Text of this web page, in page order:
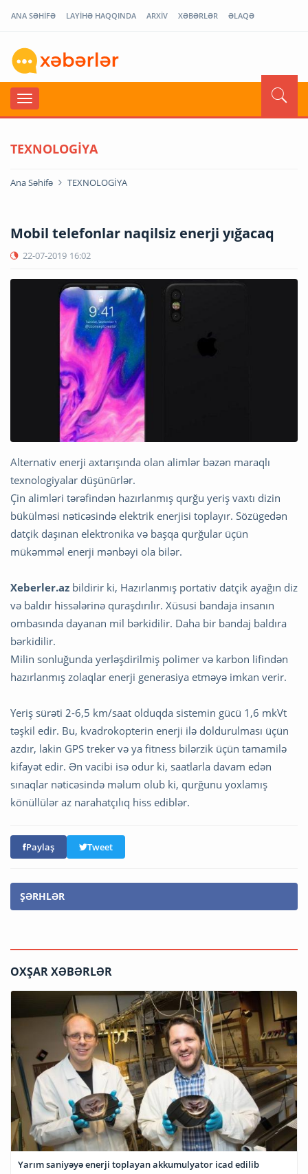
ANA SƏHİFƏ LAYİHƏ HAQQINDA ARXİV XƏBƏRLƏR ƏLAQƏ
TEXNOLOGİYA
Ana Səhifə TEXNOLOGİYA
Mobil telefonlar naqilsiz enerji yığacaq
22-07-2019 16:02
Alternativ enerji axtarışında olan alimlər bəzən maraqlı
texnologiyalar düşünürlər.
Çin alimləri tərəfindən hazırlanmış qurğu yeriş vaxtı dizin
bükülməsi nəticəsində elektrik enerjisi toplayır. Sözügedən
datçik daşınan elektronika və başqa qurğular üçün
mükəmməl enerji mənbəyi ola bilər.
Xeberler.az bildirir ki, Hazırlanmış portativ datçik ayağın diz
və baldır hissələrinə quraşdırılır. Xüsusi bandaja insanın
ombasında dayanan mil bərkidilir. Daha bir bandaj baldıra
bərkidilir.
Milin sonluğunda yerləşdirilmiş polimer və karbon lifindən
hazırlanmış zolaqlar enerji generasiya etməyə imkan verir.
Yeriş sürəti 2-6,5 km/saat olduqda sistemin gücü 1,6 mkVt
təşkil edir. Bu, kvadrokopterin enerji ilə doldurulması üçün
azdır, lakin GPS treker və ya fitness bilərzik üçün tamamilə
kifayət edir. Ən vacibi isə odur ki, saatlarla davam edən
sınaqlar nəticəsində məlum olub ki, qurğunu yoxlamış
könüllülər az narahatçılıq hiss ediblər.
Paylaş Tweet
ŞƏRHLƏR
OXŞAR XƏBƏRLƏR
Yarım saniyəyə enerji toplayan akkumulyator icad edilib